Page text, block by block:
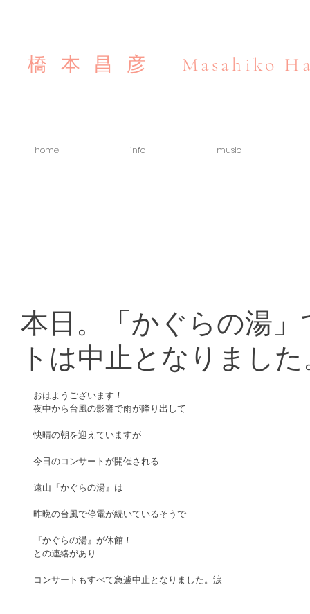
橋本昌彦 Masahiko
home info music
本日。「かぐらの湯
トは中止となりました
おはようございます！
夜中から台風の影響で雨が降り出して
快晴の朝を迎えていますが
今日のコンサートが開催される
遠山『かぐらの湯』は
昨晩の台風で停電が続いているそうで
『かぐらの湯』が休館！
との連絡があり
コンサートもすべて急遽中止となりました。涙